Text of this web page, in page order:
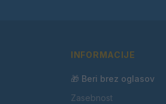
INFORMACIJE
🎁 Beri brez oglasov
Zasebnost